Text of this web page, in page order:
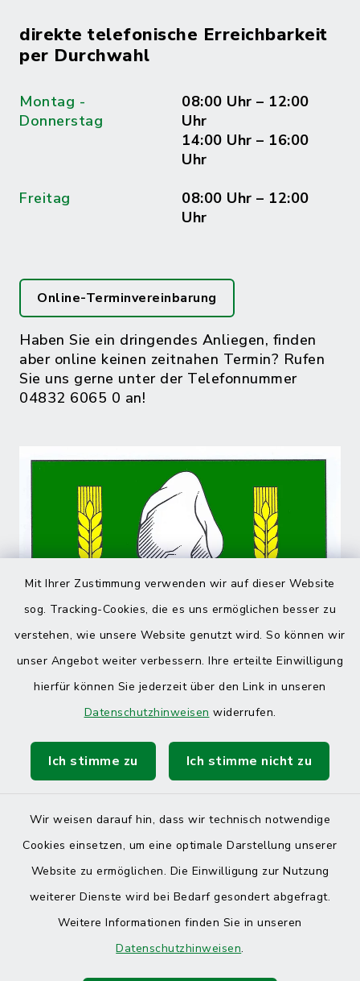
Mit Ihrer Zustimmung verwenden wir auf dieser Website
sog. Tracking-Cookies, die es uns ermöglichen besser zu
verstehen, wie unsere Website genutzt wird. So können wir
unser Angebot weiter verbessern. Ihre erteilte Einwilligung
hierfür können Sie jederzeit über den Link in unseren
Datenschutzhinweisen widerrufen.
Ich stimme zu Ich stimme nicht zu
Wir weisen darauf hin, dass wir technisch notwendige
Cookies einsetzen, um eine optimale Darstellung unserer
Website zu ermöglichen. Die Einwilligung zur Nutzung
weiterer Dienste wird bei Bedarf gesondert abgefragt.
Weitere Informationen finden Sie in unseren
Datenschutzhinweisen.
direkte telefonische Erreichbarkeit
per Durchwahl
Montag -
Donnerstag
08:00 Uhr – 12:00
Uhr
14:00 Uhr – 16:00
Uhr
Freitag
08:00 Uhr – 12:00
Uhr
Online-Terminvereinbarung
Haben Sie ein dringendes Anliegen, finden
aber online keinen zeitnahen Termin? Rufen
Sie uns gerne unter der Telefonnummer
04832 6065 0 an!
Barrierefreiheit